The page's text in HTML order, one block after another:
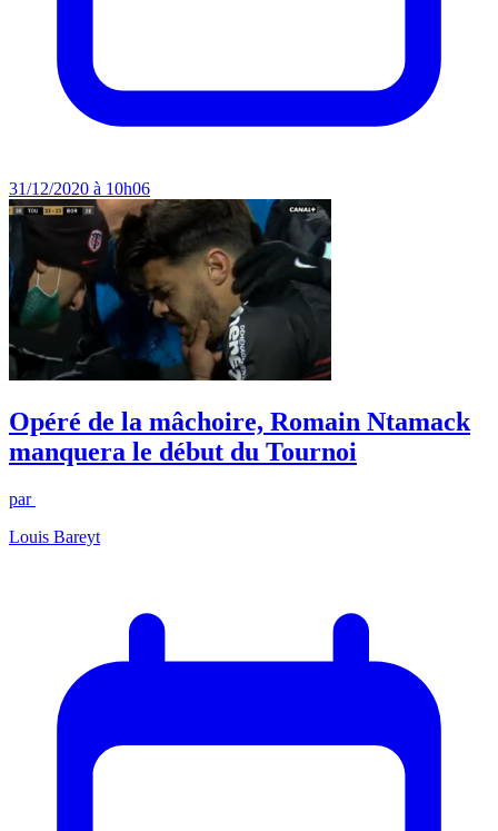
31/12/2020 à 10h06
Opéré de la mâchoire, Romain Ntamack
manquera le début du Tournoi
par
Louis Bareyt